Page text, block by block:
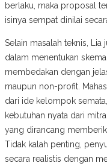
berlaku, maka proposal
isinya sempat dinilai
Selain masalah teknis,
dalam menentukan
membedakan dengan
maupun non-profit.
dari ide kelompok
kebutuhan nyata dari
yang dirancang
Tidak kalah penting,
secara realistis dengan